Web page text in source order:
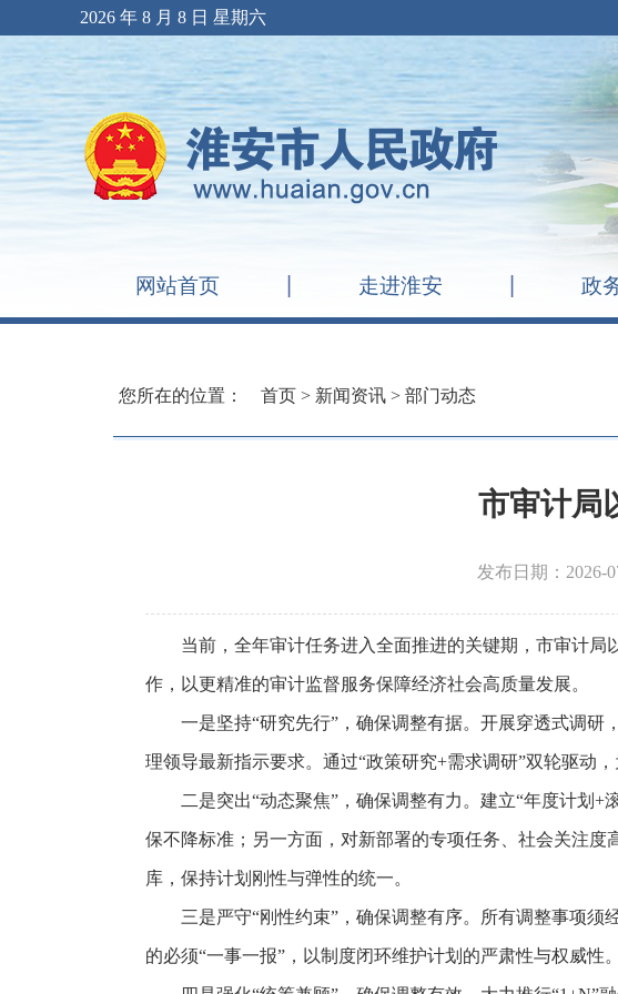
2026 年 8 月 8 日 星期六
网站首页 走进淮安 政
您所在的位置： 首页 > 新闻资讯 > 部门动态
市审计局
发布日期：2026-
当前，全年审计任务进入全面推进的关键期，市审计
作，以更精准的审计监督服务保障经济社会高质量发展。
一是坚持“研究先行”，确保调整有据。开展穿透式调
理领导最新指示要求。通过“政策研究+需求调研”双轮驱动
二是突出“动态聚焦”，确保调整有力。建立“年度计划
保不降标准；另一方面，对新部署的专项任务、社会关注
库，保持计划刚性与弹性的统一。
三是严守“刚性约束”，确保调整有序。所有调整事项
的必须“一事一报”，以制度闭环维护计划的严肃性与权威性。